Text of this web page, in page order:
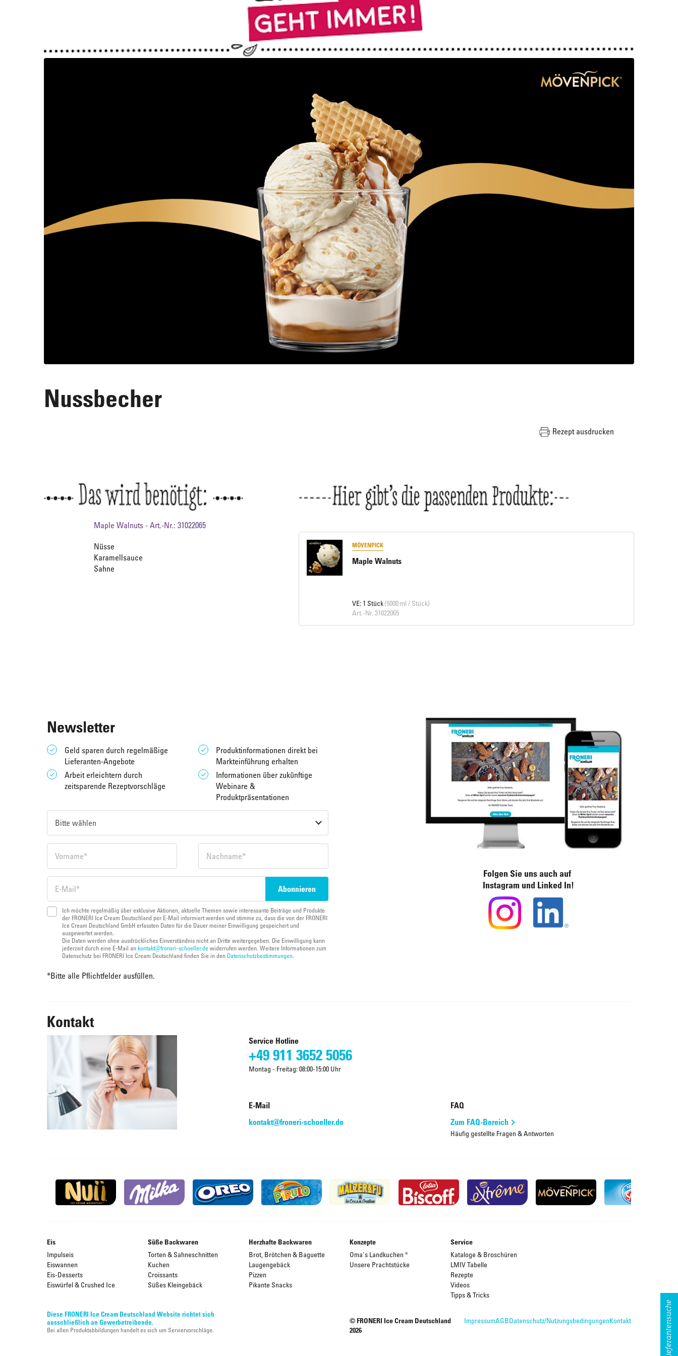
Nussbecher
Rezept ausdrucken
Maple Walnuts - Art.-Nr.: 31022065
Nüsse
Karamellsauce
Sahne
MÖVENPICK
Maple Walnuts
VE: 1 Stück (5000 ml / Stück)
Art.-Nr. 31022065
Lieferantensuche
Newsletter
Geld sparen durch regelmäßige
Lieferanten-Angebote
Produktinformationen direkt bei
Markteinführung erhalten
Arbeit erleichtern durch
zeitsparende Rezeptvorschläge
Informationen über zukünftige
Webinare &
Produktpräsentationen
Ich möchte regelmäßig über exklusive Aktionen, aktuelle Themen sowie interessante Beiträge und Produkte
der FRONERI Ice Cream Deutschland per E-Mail informiert werden und stimme zu, dass die von der FRONERI
Ice Cream Deutschland GmbH erfassten Daten für die Dauer meiner Einwilligung gespeichert und
ausgewertet werden.
Die Daten werden ohne ausdrückliches Einverständnis nicht an Dritte weitergegeben. Die Einwilligung kann
jederzeit durch eine E-Mail an kontakt@froneri-schoeller.dewiderrufen werden. Weitere Informationen zum
Datenschutz bei FRONERI Ice Cream Deutschland finden Sie in den Datenschutzbestimmungen.
*Bitte alle Pflichtfelder ausfüllen.
Folgen Sie uns auch auf
Instagram und Linked In!
Kontakt
Service Hotline
+49 911 3652 5056
Montag - Freitag: 08:00-15:00 Uhr
E-Mail
kontakt@froneri-schoeller.de
FAQ
Zum FAQ-Bereich
Häufig gestellte Fragen & Antworten
Eis
Impulseis
Eiswannen
Eis-Desserts
Eiswürfel & Crushed Ice
Süße Backwaren
Torten & Sahneschnitten
Kuchen
Croissants
Süßes Kleingebäck
Herzhafte Backwaren
Brot, Brötchen & Baguette
Laugengebäck
Pizzen
Pikante Snacks
Konzepte
Oma's Landkuchen ®
Unsere Prachtstücke
Service
Kataloge & Broschüren
LMIV Tabelle
Rezepte
Videos
Tipps & Tricks
Diese FRONERI Ice Cream Deutschland Website richtet sich
ausschließlich an Gewerbetreibende.
Bei allen Produktabbildungen handelt es sich um Serviervorschläge.
© FRONERI Ice Cream Deutschland
2026
ImpressumAGBDatenschutz/NutzungsbedingungenKontakt